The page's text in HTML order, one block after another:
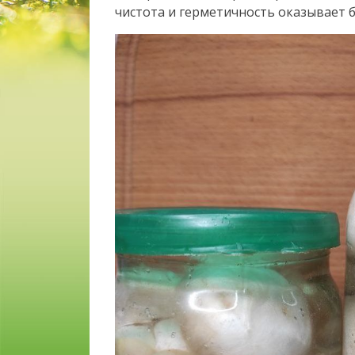
чистота и герметичность оказывает